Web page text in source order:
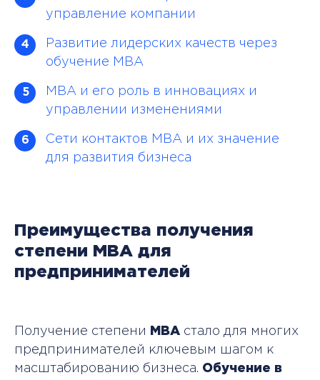
управление компании
4
Развитие лидерских качеств через
обучение MBA
5
MBA и его роль в инновациях и
управлении изменениями
6
Сети контактов MBA и их значение
для развития бизнеса
Преимущества получения
степени MBA для
предпринимателей
Получение степени MBA стало для многих
предпринимателей ключевым шагом к
масштабированию бизнеса. Обучение в